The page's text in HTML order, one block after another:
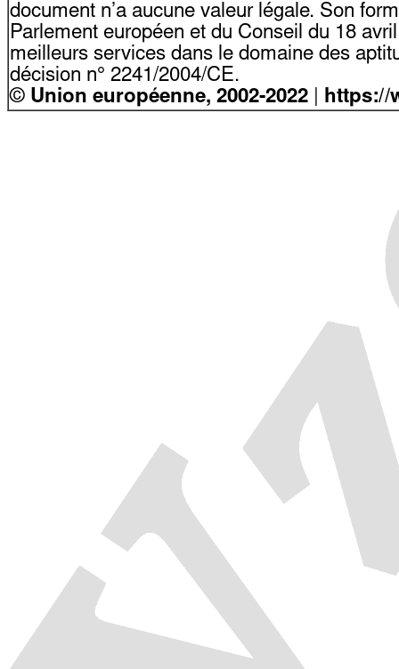
document n’a aucune valeur légale. Son
Parlement européen et du Conseil du 18
meilleurs services dans le domaine des
décision n° 2241/2004/CE.
© Union européenne, 2002-2022 https://